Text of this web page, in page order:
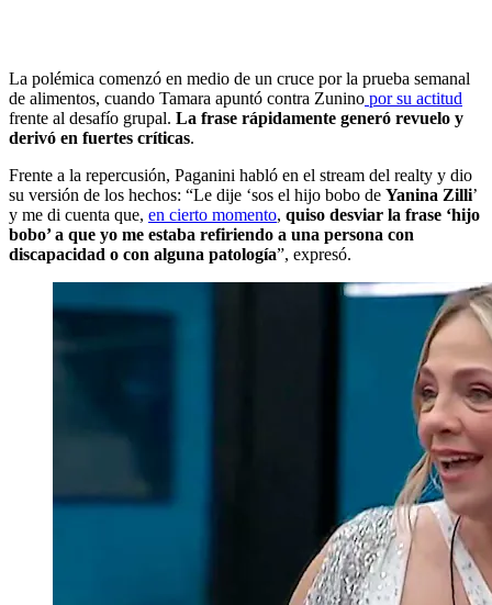
La polémica comenzó en medio de un cruce por la prueba semanal
de alimentos, cuando Tamara apuntó contra Zunino por su actitud
frente al desafío grupal. La frase rápidamente generó revuelo y
derivó en fuertes críticas.
Frente a la repercusión, Paganini habló en el stream del realty y dio
su versión de los hechos: “Le dije ‘sos el hijo bobo de Yanina Zilli’
y me di cuenta que, en cierto momento, quiso desviar la frase ‘hijo
bobo’ a que yo me estaba refiriendo a una persona con
discapacidad o con alguna patología”, expresó.